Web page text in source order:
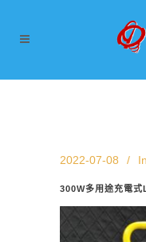
2022-07-08 In
300W多用途充電式